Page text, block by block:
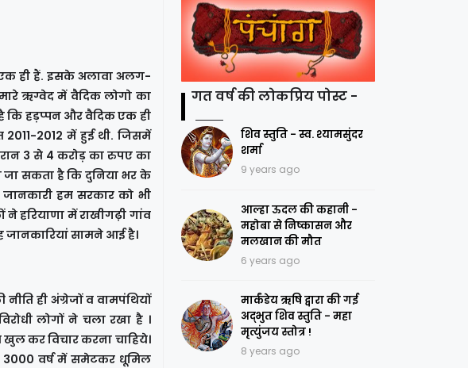
एक ही हैं. इसके अलावा अलग-
ऋग्वेद में वैदिक लोगो का
है कि हड़प्पन और वैदिक एक ही
2012 में हुई थी. जिसमें
3 से 4 करोड़ का रुपए का
सकता है कि दुनिया भर के
हम सरकार को भी
हरियाणा में राखीगढ़ी गांव
जानकारियां सामने आई है।
ही अंग्रेजों व वामपंथियों
लोगों ने चला रखा है ।
कर विचार करना चाहिये।
3000 वर्ष में समेटकर धूमिल
गत वर्ष की लोकप्रिय पोस्ट -
शिव स्तुति - स्व. श्यामसुंदर
शर्मा
9 years ago
आल्हा ऊदल की कहानी -
महोबा से निष्कासन और
मलखान की मौत
6 years ago
मार्कंडेय ऋषि द्वारा की गई
अद्भुत शिव स्तुति - महा
मृत्युंजय स्तोत्र !
8 years ago